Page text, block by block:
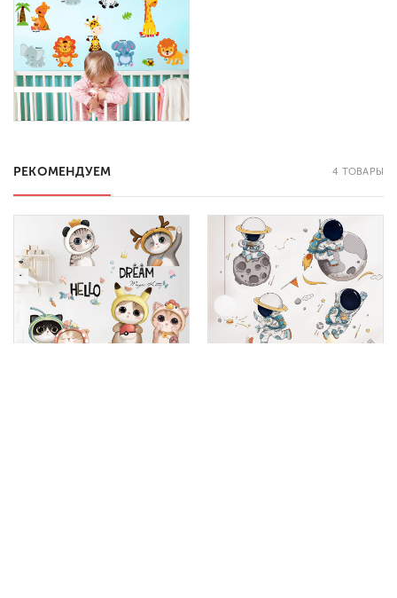
РЕКОМЕНДУЕМ 4 ТОВАРЫ